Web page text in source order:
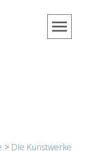
> Die Kunstwerke